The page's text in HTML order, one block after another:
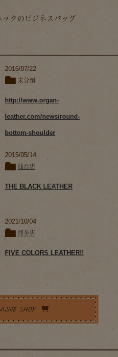
クのビジネスバッグ
2016/07/22
未分類
http://www.organ-
leather.com/news/round-
bottom-shoulder
2015/05/14
仙台店
THE BLACK LEATHER
2021/10/04
博多店
FIVE COLORS LEATHER!!